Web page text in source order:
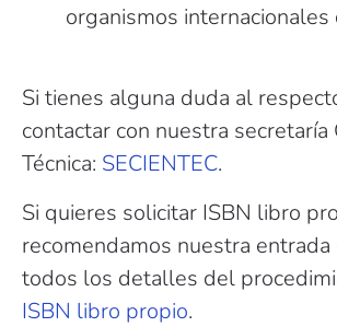
organismos
Si tienes alguna duda al
contactar con nuestra secretaría
Técnica: SECIENTEC.
Si quieres solicitar ISBN libro
recomendamos nuestra
todos los detalles del
ISBN libro propio.